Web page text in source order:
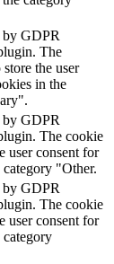
by GDPR
The
the user
in the
by GDPR
The cookie
user consent for
"Other.
by GDPR
The cookie
user consent for
category